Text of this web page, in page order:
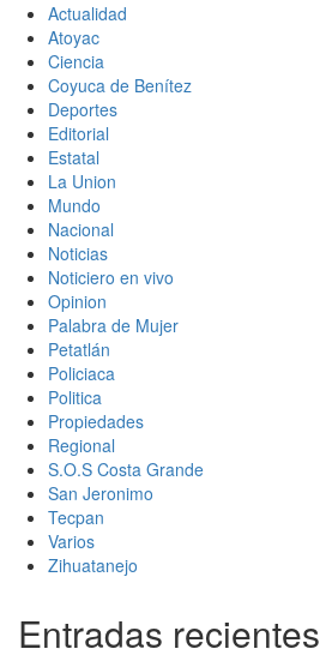
Actualidad
Atoyac
Ciencia
Coyuca de Benítez
Deportes
Editorial
Estatal
La Union
Mundo
Nacional
Noticias
Noticiero en vivo
Opinion
Palabra de Mujer
Petatlán
Policiaca
Politica
Propiedades
Regional
S.O.S Costa Grande
San Jeronimo
Tecpan
Varios
Zihuatanejo
Entradas recientes